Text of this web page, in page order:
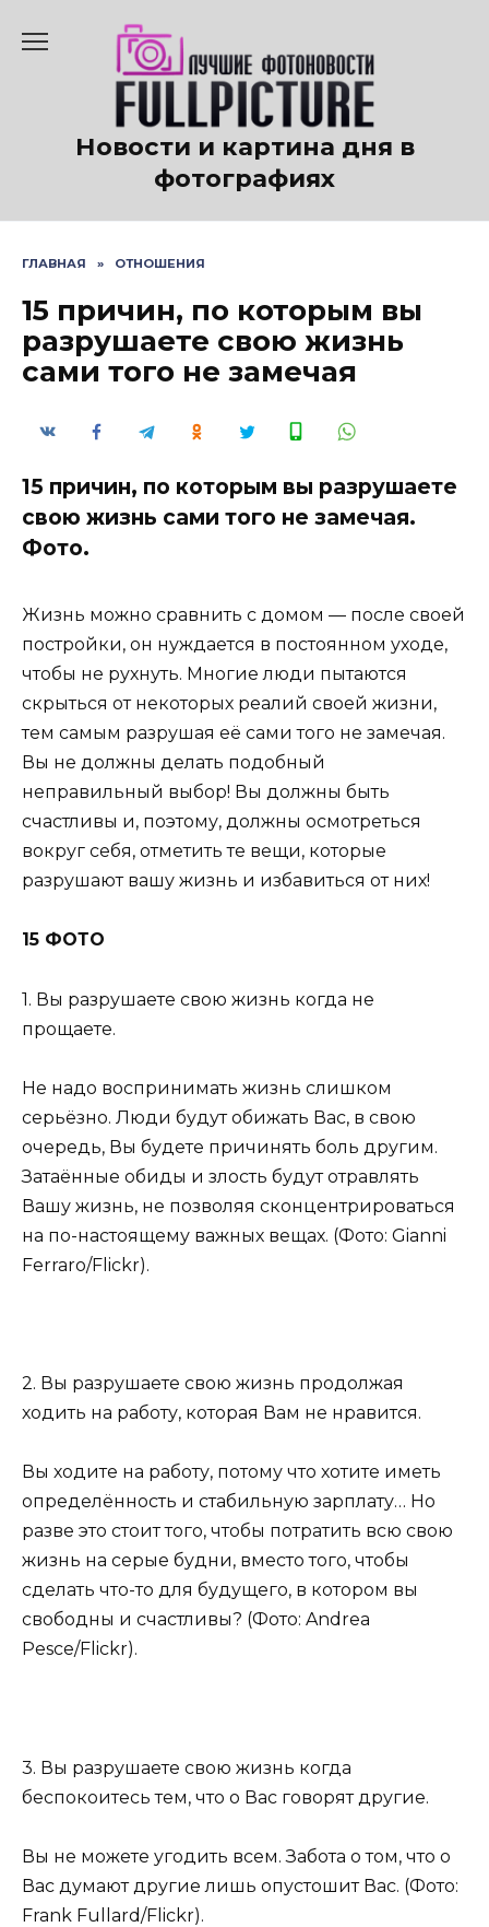
содержанию
Новости и картина дня в
фотографиях
ГЛАВНАЯ » ОТНОШЕНИЯ
15 причин, по которым вы
разрушаете свою жизнь
сами того не замечая
15 причин, по которым вы разрушаете
свою жизнь сами того не замечая.
Фото.
Жизнь можно сравнить с домом — после своей
постройки, он нуждается в постоянном уходе,
чтобы не рухнуть. Многие люди пытаются
скрыться от некоторых реалий своей жизни,
тем самым разрушая её сами того не замечая.
Вы не должны делать подобный
неправильный выбор! Вы должны быть
счастливы и, поэтому, должны осмотреться
вокруг себя, отметить те вещи, которые
разрушают вашу жизнь и избавиться от них!
15 ФОТО
1. Вы разрушаете свою жизнь когда не
прощаете.
Не надо воспринимать жизнь слишком
серьёзно. Люди будут обижать Вас, в свою
очередь, Вы будете причинять боль другим.
Затаённые обиды и злость будут отравлять
Вашу жизнь, не позволяя сконцентрироваться
на по-настоящему важных вещах. (Фото: Gianni
Ferraro/Flickr).
2. Вы разрушаете свою жизнь продолжая
ходить на работу, которая Вам не нравится.
Вы ходите на работу, потому что хотите иметь
определённость и стабильную зарплату… Но
разве это стоит того, чтобы потратить всю свою
жизнь на серые будни, вместо того, чтобы
сделать что-то для будущего, в котором вы
свободны и счастливы? (Фото: Andrea
Pesce/Flickr).
3. Вы разрушаете свою жизнь когда
беспокоитесь тем, что о Вас говорят другие.
Вы не можете угодить всем. Забота о том, что о
Вас думают другие лишь опустошит Вас. (Фото:
Frank Fullard/Flickr).